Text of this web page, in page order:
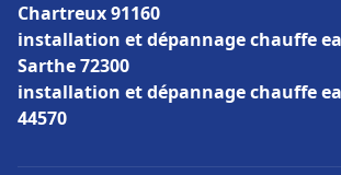
Chartreux 91160
installation et dépannage chauffe
Sarthe 72300
installation et dépannage chauffe
44570